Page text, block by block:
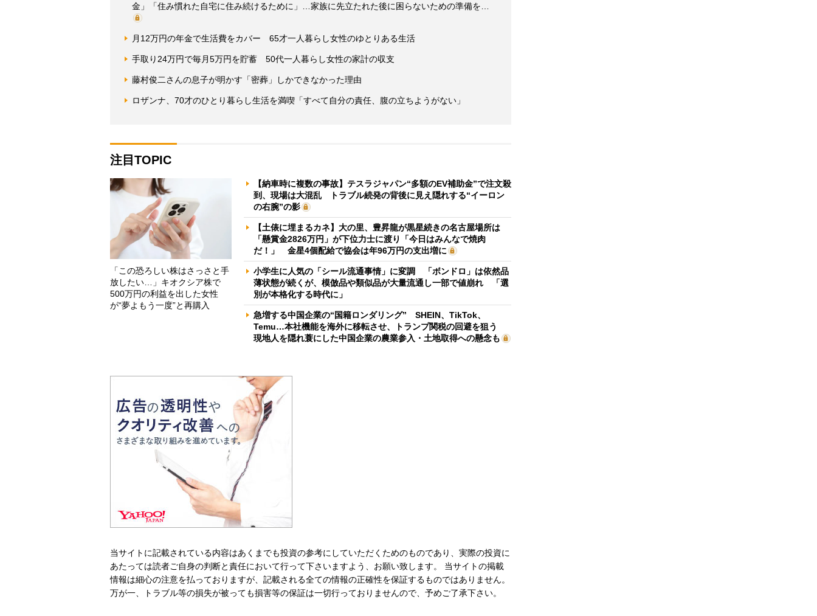
金」「住み慣れた自宅に住み続けるために」…家族に先立たれた後に困らないための準備を…
月12万円の年金で生活費をカバー 65才一人暮らし女性のゆとりある生活
手取り24万円で毎月5万円を貯蓄 50代一人暮らし女性の家計の収支
藤村俊二さんの息子が明かす「密葬」しかできなかった理由
ロザンナ、70才のひとり暮らし生活を満喫「すべて自分の責任、腹の立ちようがない」
注目TOPIC
「この恐ろしい株はさっさと手
放したい…」キオクシア株で
500万円の利益を出した女性
が“夢よもう一度”と再購入
【納車時に複数の事故】テスラジャパン“多額のEV補助金”で注文殺
到、現場は大混乱 トラブル続発の背後に見え隠れする“イーロン
の右腕”の影
【土俵に埋まるカネ】大の里、豊昇龍が黒星続きの名古屋場所は
「懸賞金2826万円」が下位力士に渡り「今日はみんなで焼肉
だ！」 金星4個配給で協会は年96万円の支出増に
小学生に人気の「シール流通事情」に変調 「ボンドロ」は依然品
薄状態が続くが、模倣品や類似品が大量流通し一部で値崩れ 「選
別が本格化する時代に」
急増する中国企業の“国籍ロンダリング” SHEIN、TikTok、
Temu…本社機能を海外に移転させ、トランプ関税の回避を狙う
現地人を隠れ蓑にした中国企業の農業参入・土地取得への懸念も
当サイトに記載されている内容はあくまでも投資の参考にしていただくためのものであり、実際の投資に
あたっては読者ご自身の判断と責任において行って下さいますよう、お願い致します。 当サイトの掲載
情報は細心の注意を払っておりますが、記載される全ての情報の正確性を保証するものではありません。
万が一、トラブル等の損失が被っても損害等の保証は一切行っておりませんので、予めご了承下さい。